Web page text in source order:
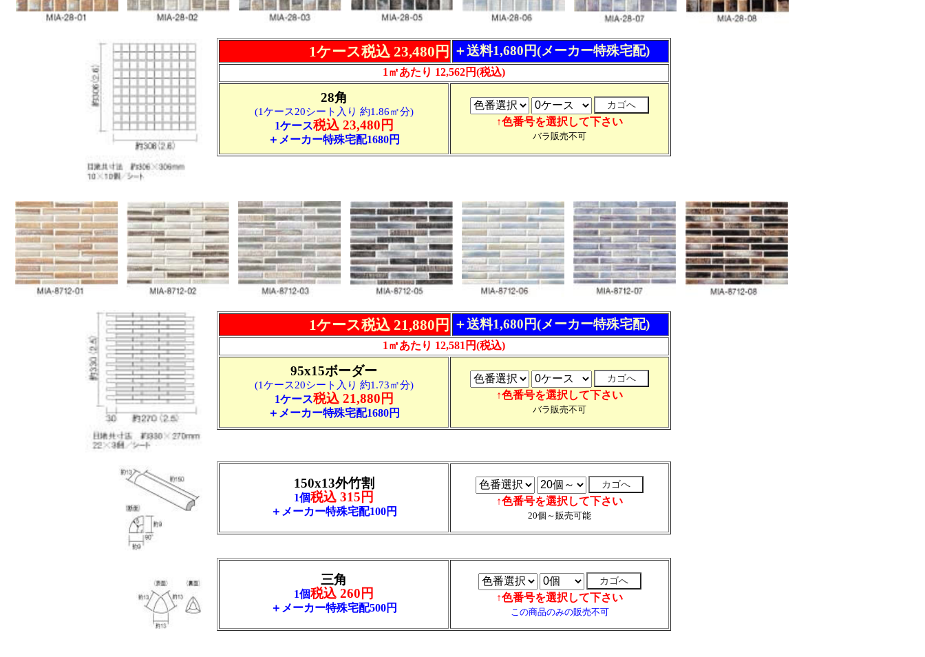
1ケース税込 21,880円 ＋送料1,680円(メーカー特殊宅配)
1㎡あたり 12,581円(税込)
95x15ボーダー
(1ケース20シート入り 約1.73㎡分)
1ケース税込 21,880円
＋メーカー特殊宅配1680円
↑色番号を選択して下さい
バラ販売不可
1ケース税込 23,480円 ＋送料1,680円(メーカー特殊宅配)
1㎡あたり 12,562円(税込)
28角
(1ケース20シート入り 約1.86㎡分)
1ケース税込 23,480円
＋メーカー特殊宅配1680円
↑色番号を選択して下さい
バラ販売不可
150x13外竹割
1個税込 315円
＋メーカー特殊宅配100円
↑色番号を選択して下さい
20個～販売可能
三角
1個税込 260円
＋メーカー特殊宅配500円
↑色番号を選択して下さい
この商品のみの販売不可